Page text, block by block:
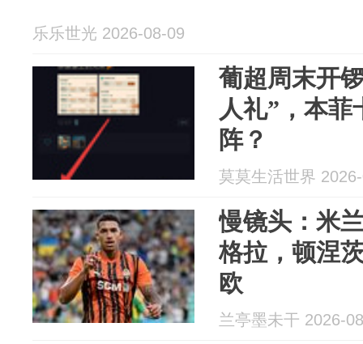
乐乐世光 2026-08-09
葡超周末开
人礼”，本
阵？
莫莫生活世界
慢镜头：米
格拉，顿涅
欧
兰亭墨未干 2026-